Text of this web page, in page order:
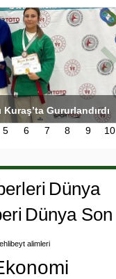
Gururlandırdı
5 6 7 8 9 10
Dünya
Dünya Son
ehlibeyt alimleri